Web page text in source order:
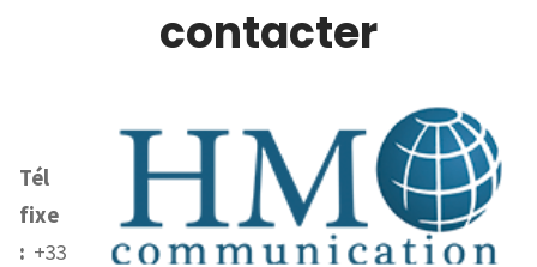
contacter
Tél
fixe
: +33